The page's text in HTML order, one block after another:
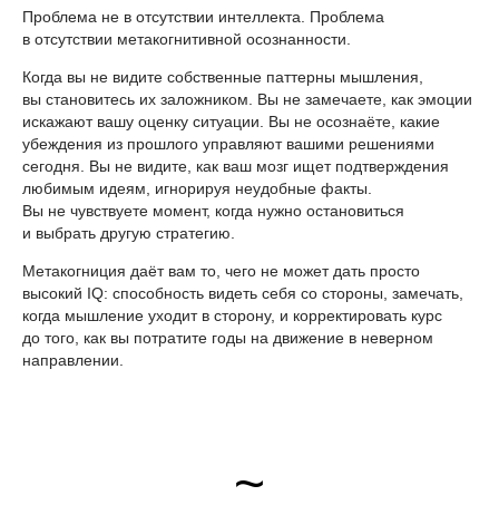
Проблема не в отсутствии интеллекта. Проблема
в отсутствии метакогнитивной осознанности.
Когда вы не видите собственные паттерны мышления,
вы становитесь их заложником. Вы не замечаете, как эмоции
искажают вашу оценку ситуации. Вы не осознаёте, какие
убеждения из прошлого управляют вашими решениями
сегодня. Вы не видите, как ваш мозг ищет подтверждения
любимым идеям, игнорируя неудобные факты.
Вы не чувствуете момент, когда нужно остановиться
и выбрать другую стратегию.
Метакогниция даёт вам то, чего не может дать просто
высокий IQ: способность видеть себя со стороны, замечать,
когда мышление уходит в сторону, и корректировать курс
до того, как вы потратите годы на движение в неверном
направлении.
~